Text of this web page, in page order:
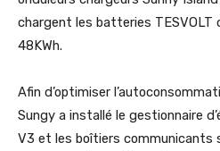
chargent les batteries TESVOLT
48KWh.
Afin d’optimiser
Sungy a installé le gestionnaire
V3 et les boîtiers communicants